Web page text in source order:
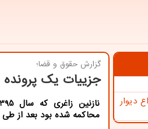
دیوار
گزارش حقوق و قضا؛
جزییات یک پرونده ۲۵۳۰ روزه
محاکمه شده بود بعد از طی